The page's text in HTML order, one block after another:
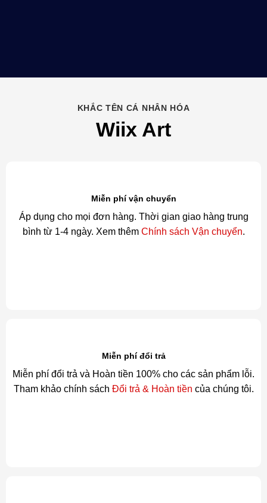
KHẮC TÊN CÁ NHÂN HÓA
Wiix Art
Miễn phí vận chuyển
Áp dụng cho mọi đơn hàng. Thời gian giao hàng trung
bình từ 1-4 ngày. Xem thêm Chính sách Vận chuyển.
Miễn phí đổi trả
Miễn phí đổi trả và Hoàn tiền 100% cho các sản phẩm lỗi.
Tham khảo chính sách Đổi trả & Hoàn tiền của chúng tôi.